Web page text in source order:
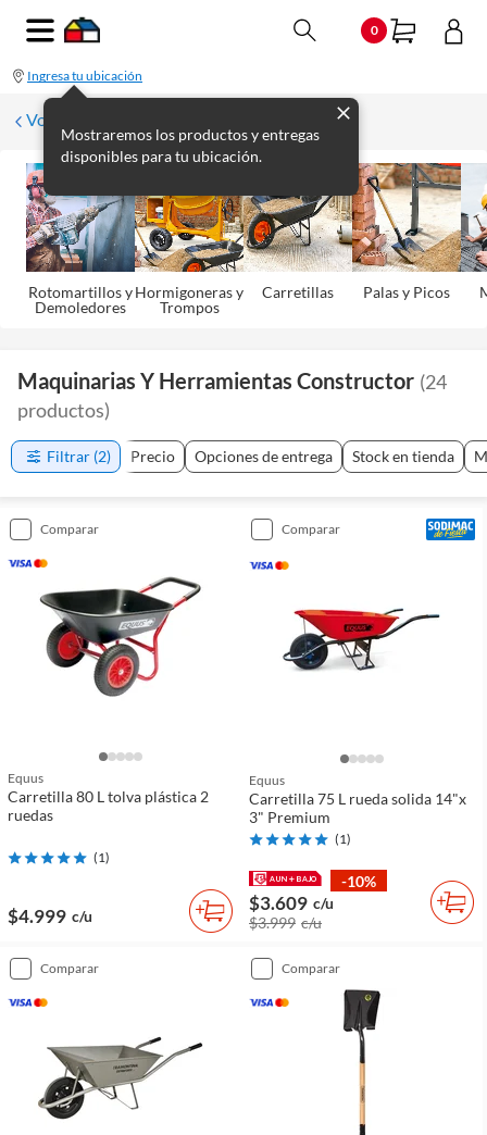
0
Ingresa tu ubicación
Mostraremos los productos y entregas
disponibles para tu ubicación.
Volver
Rotomartillos y
Demoledores
Hormigoneras y
Trompos
Carretillas Palas y Picos
Maquinarias Y Herramientas Constructor (24
productos)
Filtrar (2) Precio Opciones de entrega Stock en tienda
comparar
Equus
Carretilla 80 L tolva plástica 2
ruedas
(1)
$4.999 c/u
comparar
Equus
Carretilla 75 L rueda solida 14"x
3" Premium
(1)
-10%
$3.609 c/u
$3.999 c/u
comparar comparar